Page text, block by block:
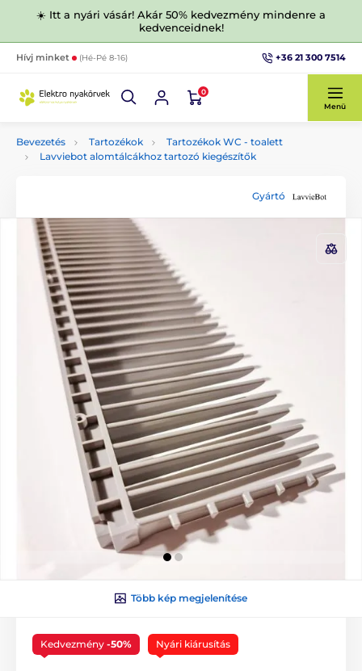
☀️ Itt a nyári vásár! Akár 50% kedvezmény mindenre a
kedvenceidnek!
Hívj minket (Hé-Pé 8-16) +36 21 300 7514
0
Menü
Bevezetés Tartozékok
Tartozékok WC - toalett
Lavviebot alomtálcákhoz tartozó kiegészítők
Gyártó
Több kép megjelenítése
Kedvezmény -50% Nyári kiárusítás